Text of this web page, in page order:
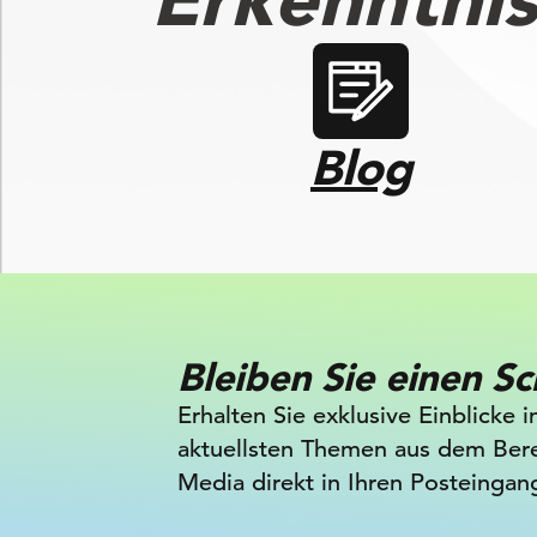
Blog
Bleiben Sie einen
Erhalten Sie exklusive Einblicke
aktuellsten Themen aus dem
Media direkt in Ihren